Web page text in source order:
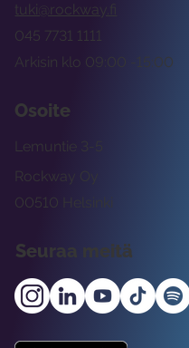
tuki@rockway.fi
Arkisin klo 09:00 -15:00
045 7731 1111
Osoite
Rockway Oy
Lemuntie 3-5
00510 Helsinki
Seuraa meitä